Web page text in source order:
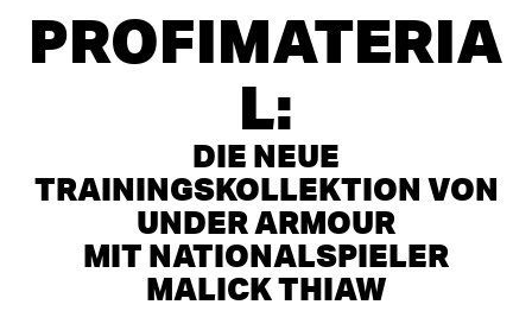
PROFIMATERIA
L:
DIE NEUE
TRAININGSKOLLEKTION VON
UNDER ARMOUR
MIT NATIONALSPIELER
MALICK THIAW